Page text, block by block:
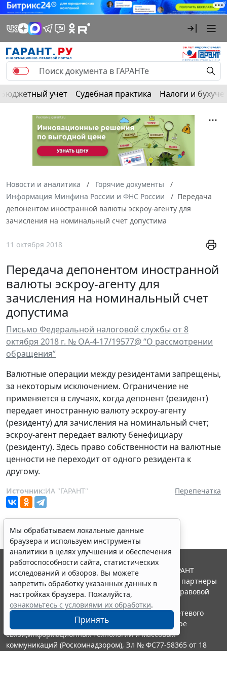
Бюджетный учет Судебная практика Налоги и
Новости и аналитика
Горячие документы
Информация Минфина России и ФНС России
Передача
депонентом иностранной валюты эскроу-агенту для
зачисления на номинальный счет допустима
11 октября 2018
Передача депонентом иностранной
валюты эскроу-агенту для
зачисления на номинальный счет
допустима
Письмо Федеральной налоговой службы от 8
октября 2018 г. № ОА-4-17/19577@ “О рассмотрении
обращения”
Валютные операции между резидентами запрещены,
за некоторым исключением. Ограничение не
применяется в случаях, когда депонент (резидент)
передает иностранную валюту эскроу-агенту
(резиденту) для зачисления на номинальный счет;
эскроу-агент передает валюту бенефициару
(резиденту). Здесь право собственности на валютные
ценности не переходит от одного резидента к
другому.
Источник:ИА "ГАРАНТ" Перепечатка
Мы обрабатываем локальные данные
браузера и используем инструменты
аналитики в целях улучшения и обеспечения
работоспособности сайта, статистических
исследований и обзоров. Вы можете
запретить обработку указанных данных в
настройках браузера. Пожалуйста,
ознакомьтесь с условиями их обработки.
Принять
© ООО "НПП "ГАРАНТ-СЕРВИС", 2026. Система ГАРАНТ
выпускается с 1990 года. Компания "Гарант" и ее партнеры
являются участниками Российской ассоциации правовой
информации ГАРАНТ.
Портал ГАРАНТ.РУ зарегистрирован в качестве сетевого
издания Федеральной службой по надзору в сфере
связи,информационных технологий и массовых
коммуникаций (Роскомнадзором), Эл № ФС77-58365 от 18